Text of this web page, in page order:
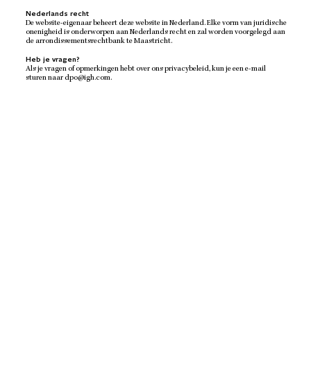
Nederlands recht
De website-eigenaar beheert deze website in Nederland. Elke vorm van juridische
onenigheid is onderworpen aan Nederlands recht en zal worden voorgelegd aan
de arrondissementsrechtbank te Maastricht.
Heb je vragen?
Als je vragen of opmerkingen hebt over ons privacybeleid, kun je een e-mail
sturen naar dpo@igh.com.